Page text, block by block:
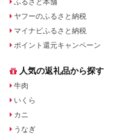
ふるさと本舗
ヤフーのふるさと納税
マイナビふるさと納税
ポイント還元キャンペーン
人気の返礼品から探す
牛肉
いくら
カニ
うなぎ